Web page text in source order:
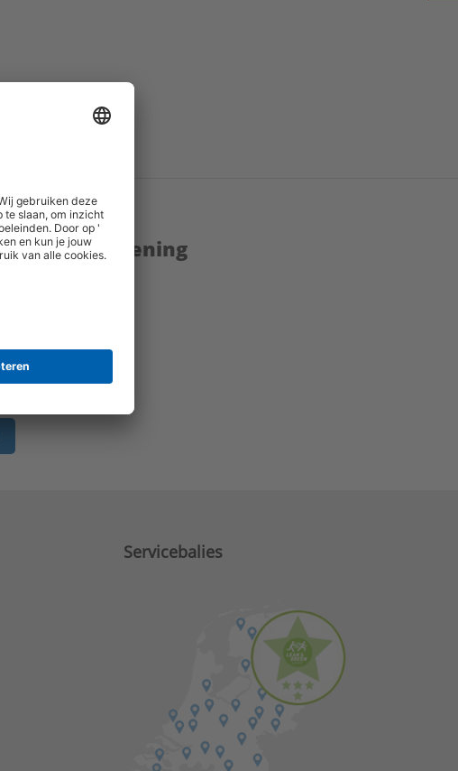
dienstverlening
Servicebalies